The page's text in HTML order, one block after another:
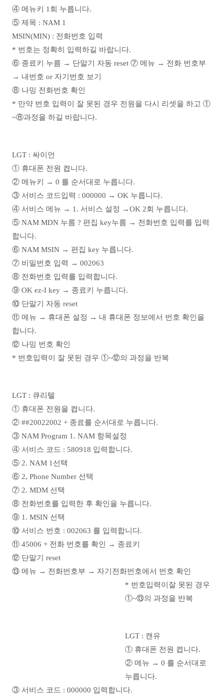
④ 메뉴키 1회 누릅니다.
⑤ 제목 : NAM 1
MSIN(MIN) : 전화번호 입력
* 번호는 정확히 입력하길 바랍니다.
⑥ 종료키 누름 → 단말기 자동 reset ⑦ 메뉴 → 전화 번호부
→ 내번호 or 자기번호 보기
⑧ 나밍 전화번호 확인
* 만약 번호 입력이 잘 못된 경우 전원을 다시 리셋을 하고 ①
~⑧과정을 하길 바랍니다.
LGT : 싸이언
① 휴대폰 전원 켭니다.
② 메뉴키 → 0 를 순서대로 누릅니다.
③ 서비스 코드입력 : 000000 → OK 누릅니다.
④ 서비스 메뉴 → 1. 서비스 설정 →OK 2회 누릅니다.
⑤ NAM MDN 누름 ? 편집 key누름 → 전화번호 입력를 입력
합니다.
⑥ NAM MSIN → 편집 key 누릅니다.
⑦ 비밀번호 입력 → 002063
⑧ 전화번호 입력를 입력합니다.
⑨ OK ez-I key → 종료키 누릅니다.
⑩ 단말기 자동 reset
⑪ 메뉴 → 휴대폰 설정 → 내 휴대폰 정보에서 번호 확인을
합니다.
⑫ 나밍 번호 확인
* 번호입력이 잘 못된 경우 ①~⑫의 과정을 반복
LGT : 큐리텔
① 휴대폰 전원을 켭니다.
② ##20022002 + 종료를 순서대로 누릅니다.
③ NAM Program 1. NAM 항목설정
④ 서비스 코드 : 580918 입력합니다.
⑤ 2. NAM 1선택
⑥ 2, Phone Number 선택
⑦ 2. MDM 선택
⑧ 전화번호를 입력한 후 확인을 누릅니다.
⑨ 1. MSIN 선택
⑩ 서비스 번호 : 002063 를 입력합니다.
⑪ 45006 + 전화 번호를 확인 → 종료키
⑫ 단말기 reset
⑬ 메뉴 → 전화번호부 → 자기전화번호에서 번호 확인
* 번호입력이 잘 못된 경우
①~⑬의 과정을 반복
LGT : 캔유
① 휴대폰 전원 켭니다.
② 메뉴 → 0 를 순서대로
누릅니다.
③ 서비스 코드 : 000000 입력합니다.